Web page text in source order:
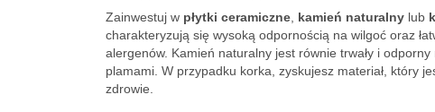
Zainwestuj w płytki ceramiczne kamień naturalny lub
charakteryzują się wysoką odpornością na wilgoć oraz
alergenów. Kamień naturalny jest równie trwały i
plamami. W przypadku korka, zyskujesz materiał, który
zdrowie.